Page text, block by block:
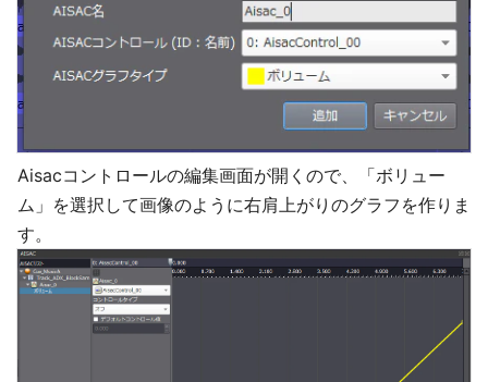
Aisacコントロールの編集画面が開くので、「ボリュー
ム」を選択して画像のように右肩上がりのグラフを作りま
す。